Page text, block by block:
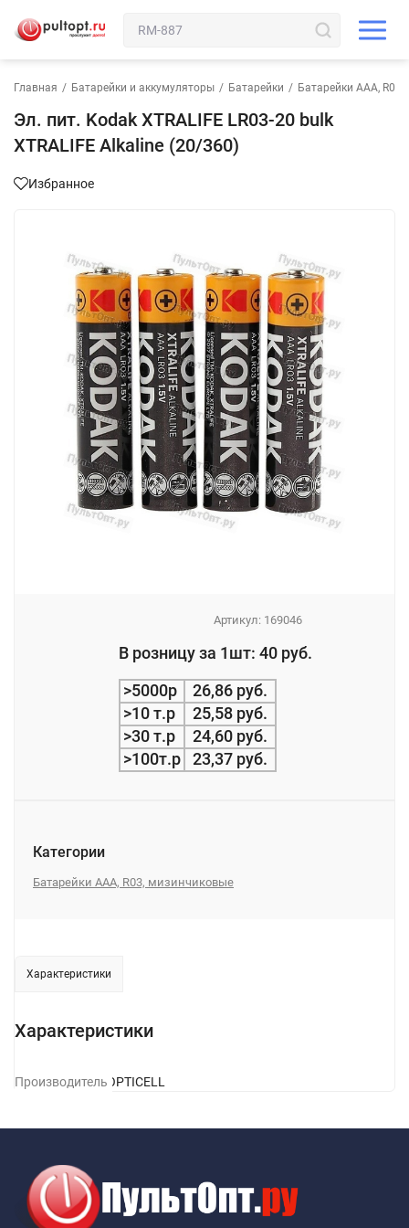
Главная / Батарейки и аккумуляторы / Батарейки / Батарейки AAA,
Эл. пит. Kodak XTRALIFE LR03-20 bulk
XTRALIFE Alkaline (20/360)
Избранное
Артикул: 169046
В розницу за 1шт: 40 руб.
>5000р
26,86 руб.
>10 т.р
25,58 руб.
>30 т.р
24,60 руб.
>100т.р
23,37 руб.
Категории
Батарейки AAA, R03, мизинчиковые
Характеристики
Характеристики
ПроизводительOPTICELL